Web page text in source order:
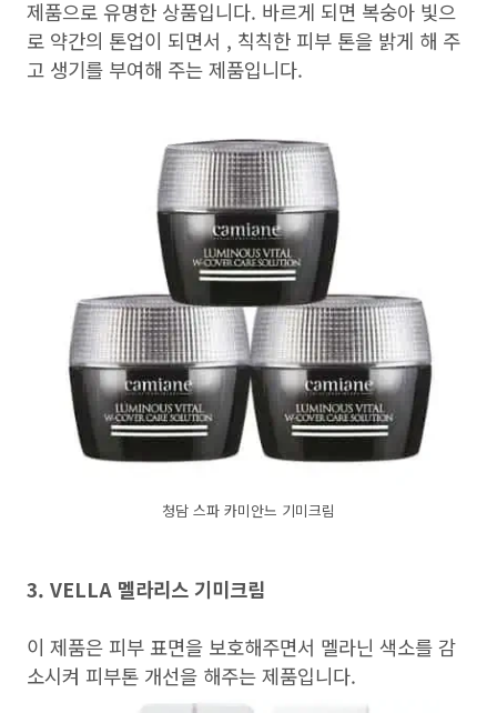
제품으로 유명한 상품입니다. 바르게 되면 복숭아 빛으
로 약간의 톤업이 되면서 , 칙칙한 피부 톤을 밝게 해 주
고 생기를 부여해 주는 제품입니다.
청담 스파 카미안느 기미크림
3. VELLA 멜라리스 기미크림
이 제품은 피부 표면을 보호해주면서 멜라닌 색소를 감
소시켜 피부톤 개선을 해주는 제품입니다.